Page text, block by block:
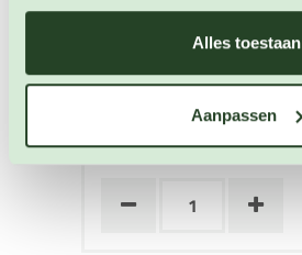
Alles toestaan
Aanpassen
Aardbeispinazie zaden
€ 3,50
OP VOORRAAD